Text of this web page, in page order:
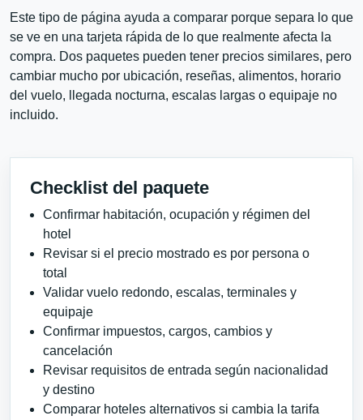
Este tipo de página ayuda a comparar porque separa lo que
se ve en una tarjeta rápida de lo que realmente afecta la
compra. Dos paquetes pueden tener precios similares, pero
cambiar mucho por ubicación, reseñas, alimentos, horario
del vuelo, llegada nocturna, escalas largas o equipaje no
incluido.
Checklist del paquete
Confirmar habitación, ocupación y régimen del
hotel
Revisar si el precio mostrado es por persona o
total
Validar vuelo redondo, escalas, terminales y
equipaje
Confirmar impuestos, cargos, cambios y
cancelación
Revisar requisitos de entrada según nacionalidad
y destino
Comparar hoteles alternativos si cambia la tarifa